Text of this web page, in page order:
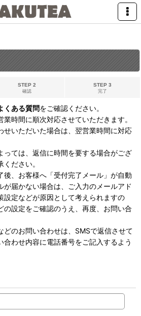
STEP 2
確認
STEP 3
完了
くある質問をご確認ください。
業時間に順次対応させていただきます。
せいただいた場合は、翌営業時間に対応
っては、返信に時間を要する場合がござ
ださい。
後、お客様へ「受付完了メール」が自動
が届かない場合は、ご入力のメールアド
設定などが原因として考えられますの
の設定をご確認のうえ、再度、お問い合
どのお問い合わせは、SMSで返信させて
合わせ内容に電話番号をご記入するよう